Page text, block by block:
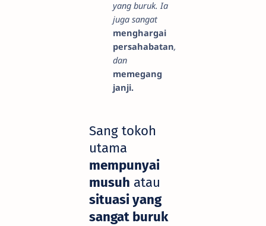
yang buruk. Ia
juga sangat
menghargai
persahabatan,
dan
memegang
janji.
Sang tokoh
utama
mempunyai
musuh atau
situasi yang
sangat buruk